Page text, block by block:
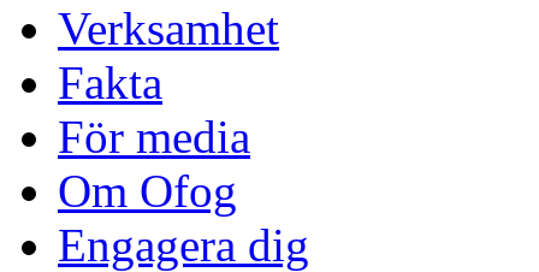
Verksamhet
Fakta
För media
Om Ofog
Engagera dig